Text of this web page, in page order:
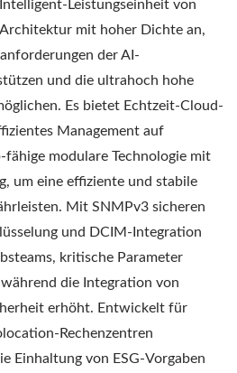
Leistungseinheit von
mit hoher Dichte an,
der AI-
und die ultrahoch hohe
Es bietet Echtzeit-Cloud-
Management auf
modulare Technologie mit
um eine effiziente und stabile
Mit SNMPv3 sicheren
und DCIM-Integration
kritische Parameter
die Integration von
erhöht. Entwickelt für
Rechenzentren
Einhaltung von ESG-Vorgaben